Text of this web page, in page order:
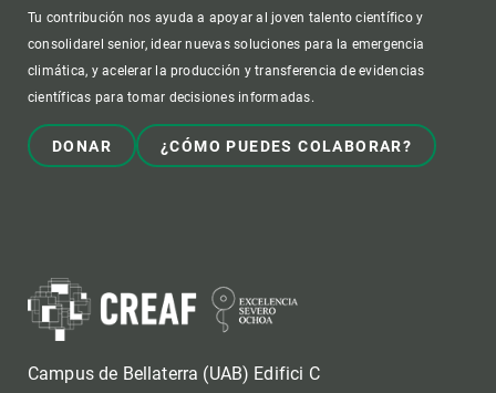
Tu contribución nos ayuda a apoyar al joven talento científico y
consolidarel senior, idear nuevas soluciones para la emergencia
climática, y acelerar la producción y transferencia de evidencias
científicas para tomar decisiones informadas.
DONAR ¿CÓMO PUEDES COLABORAR?
Campus de Bellaterra (UAB) Edifici C